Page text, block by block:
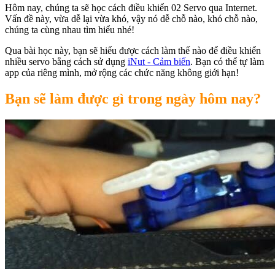
Hôm nay, chúng ta sẽ học cách điều khiển 02 Servo qua Internet.
Vấn đề này, vừa dễ lại vừa khó, vậy nó dễ chỗ nào, khó chỗ nào,
chúng ta cùng nhau tìm hiểu nhé!
Qua bài học này, bạn sẽ hiểu được cách làm thế nào để điều khiển
nhiều servo bằng cách sử dụng iNut - Cảm biến. Bạn có thể tự làm
app của riêng mình, mở rộng các chức năng không giới hạn!
Bạn sẽ làm được gì trong ngày hôm nay?